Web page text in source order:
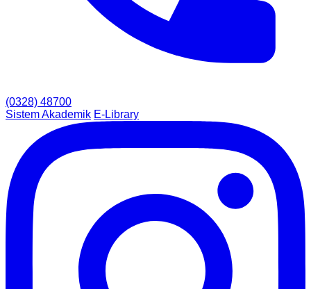
(0328) 48700
Sistem Akademik E-Library